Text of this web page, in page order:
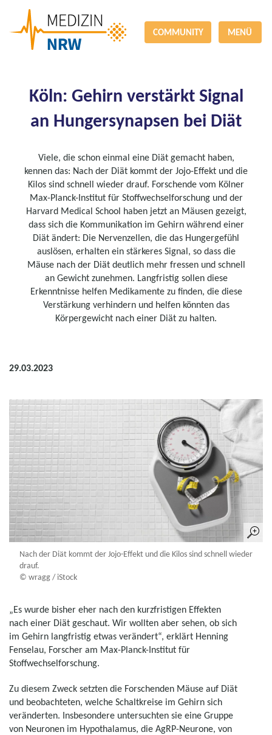
COMMUNITY MENÜ
Köln: Gehirn verstärkt Signal
an Hungersynapsen bei Diät
Viele, die schon einmal eine Diät gemacht haben,
kennen das: Nach der Diät kommt der Jojo-Effekt und die
Kilos sind schnell wieder drauf. Forschende vom Kölner
Max-Planck-Institut für Stoffwechselforschung und der
Harvard Medical School haben jetzt an Mäusen gezeigt,
dass sich die Kommunikation im Gehirn während einer
Diät ändert: Die Nervenzellen, die das Hungergefühl
auslösen, erhalten ein stärkeres Signal, so dass die
Mäuse nach der Diät deutlich mehr fressen und schnell
an Gewicht zunehmen. Langfristig sollen diese
Erkenntnisse helfen Medikamente zu finden, die diese
Verstärkung verhindern und helfen könnten das
Körpergewicht nach einer Diät zu halten.
29.03.2023
Nach der Diät kommt der Jojo-Effekt und die Kilos sind schnell wieder
drauf.
© wragg / iStock
„Es wurde bisher eher nach den kurzfristigen Effekten
nach einer Diät geschaut. Wir wollten aber sehen, ob sich
im Gehirn langfristig etwas verändert“, erklärt Henning
Fenselau, Forscher am Max-Planck-Institut für
Stoffwechselforschung.
Zu diesem Zweck setzten die Forschenden Mäuse auf Diät
und beobachteten, welche Schaltkreise im Gehirn sich
veränderten. Insbesondere untersuchten sie eine Gruppe
von Neuronen im Hypothalamus, die AgRP-Neurone, von